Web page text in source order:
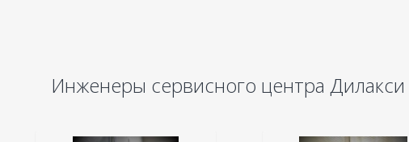
Инженеры сервисного центра Дилакси